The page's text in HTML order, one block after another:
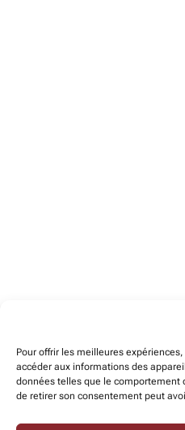
Pour offrir les meilleures
accéder aux informations des
données telles que le comportement
de retirer son consentement peut